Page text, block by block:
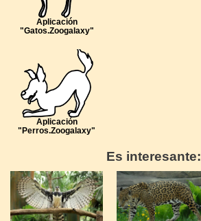
Aplicación
"Gatos.Zoogalaxy"
Aplicación
"Perros.Zoogalaxy"
Es interesante: